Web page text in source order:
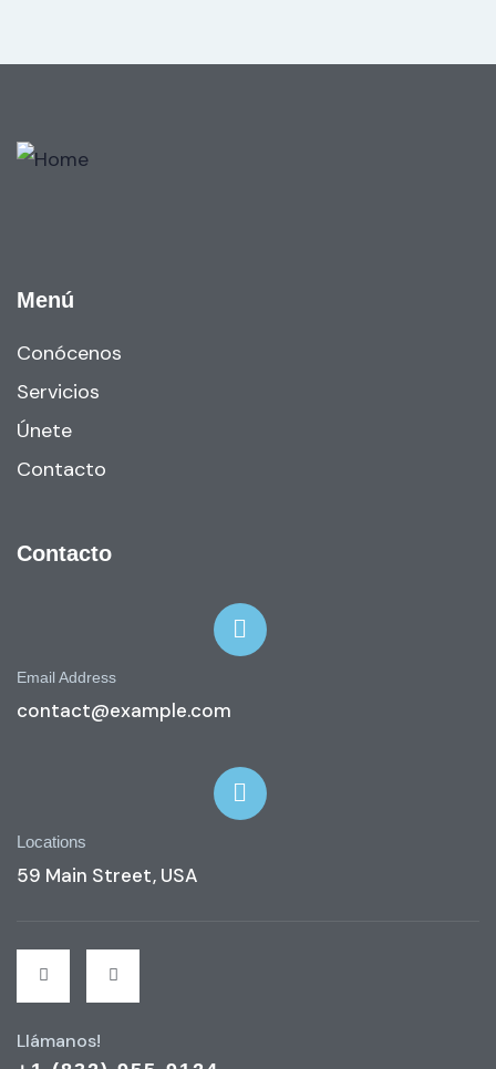
Menú
Conócenos
Servicios
Únete
Contacto
Contacto
Email Address
contact@example.com
Locations
59 Main Street, USA
Llámanos!